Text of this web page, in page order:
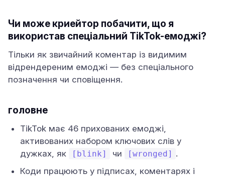
Чи може криейтор побачити, що я
використав спеціальний TikTok-емоджі?
Тільки як звичайний коментар із видимим
відрендереним емоджі — без спеціального
позначення чи сповіщення.
головне
TikTok має 46 прихованих емоджі,
активованих набором ключових слів у
дужках, як
[blink] чи [wronged] .
Коди працюють у підписах, коментарях і